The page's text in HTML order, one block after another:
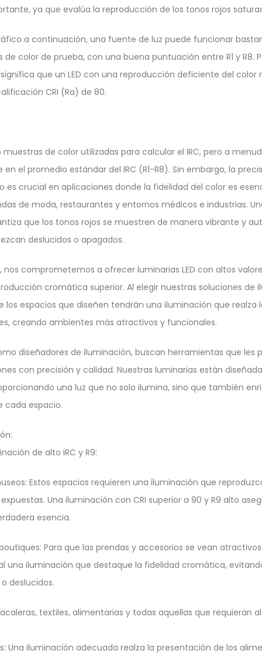
ya que evalúa la reproducción de los tonos rojos
a continuación, una fuente de luz puede funcionar
color de prueba, con una buena puntuación entre R1 y R8.
significa que un LED con una reproducción deficiente del color
CRI (Ra) de 80.
muestras de color utilizadas para calcular el IRC, pero a
el promedio estándar del IRC (R1-R8). Sin embargo, la
es crucial en aplicaciones donde la fidelidad del color es
de moda, restaurantes y entornos médicos e industrias.
que los tonos rojos se muestren de manera vibrante y
deslucidos o apagados.
nos comprometemos a ofrecer luminarias LED con altos
cromática superior. Al elegir nuestras soluciones de
los espacios que diseñen tendrán una iluminación que realza
creando ambientes más atractivos y funcionales.
diseñadores de iluminación, buscan herramientas que les
con precisión y calidad. Nuestras luminarias están
una luz que no solo ilumina, sino que también
cada espacio.
de alto IRC y R9:
Estos espacios requieren una iluminación que
Una iluminación con CRI superior a 90 y R9 alto
esencia.
Para que las prendas y accesorios se vean
una iluminación que destaque la fidelidad cromática,
deslucidos.
textiles, alimentarias y todas aquellas que requieran
Una iluminación adecuada realza la presentación de los